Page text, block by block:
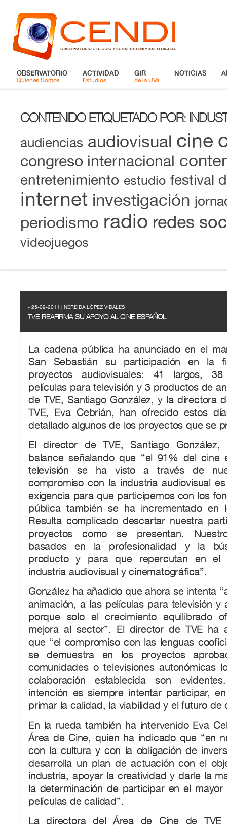
OBSERVATORIO
Quiénes Somos
ACTIVIDAD
Estudios
GIR
de la UVa
NOTICIAS
CONTENIDO ETIQUETADO POR:
audiencias audiovisual cine
congreso internacional
entretenimiento estudio festival
internet investigación
periodismo radio redes
videojuegos
- 25-09-2011 | NEREIDA LÓPEZ VIDALES
TVE REAFIRMA SU APOYO AL CINE ESPAÑOL
La cadena pública ha anunciado en el
San Sebastián su participación en la
proyectos audiovisuales: 41 largos,
películas para televisión y 3 productos de
de TVE, Santiago González, y la directora
TVE, Eva Cebrián, han ofrecido estos
detallado algunos de los proyectos que se
El director de TVE, Santiago
balance señalando que “el 91% del cine
televisión se ha visto a través de
compromiso con la industria audiovisual
exigencia para que participemos con los
pública también se ha incrementado en
Resulta complicado descartar nuestra
proyectos como se presentan.
basados en la profesionalidad y la
producto y para que repercutan en el
industria audiovisual y cinematográfica”.
González ha añadido que ahora se intenta
animación, a las películas para televisión y
porque solo el crecimiento equilibrado
mejora al sector”. El director de TVE ha
que “el compromiso con las lenguas
se demuestra en los proyectos
comunidades o televisiones autonómicas
colaboración establecida son
intención es siempre intentar participar,
primar la calidad, la viabilidad y el futuro de
En la rueda también ha intervenido Eva
Área de Cine, quien ha indicado que “en
con la cultura y con la obligación de
desarrolla un plan de actuación con el
industria, apoyar la creatividad y darle la
la determinación de participar en el
películas de calidad”.
La directora del Área de Cine de TVE